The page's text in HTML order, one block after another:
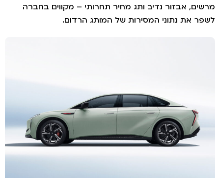
מרשים, אבזור נדיב ותג מחיר תחרותי – מקווים בחברה
לשפר את נתוני המסירות של המותג הרדום.